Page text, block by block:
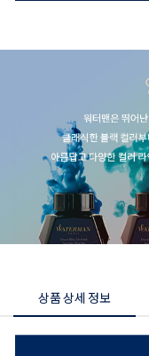
상품 상세 정보